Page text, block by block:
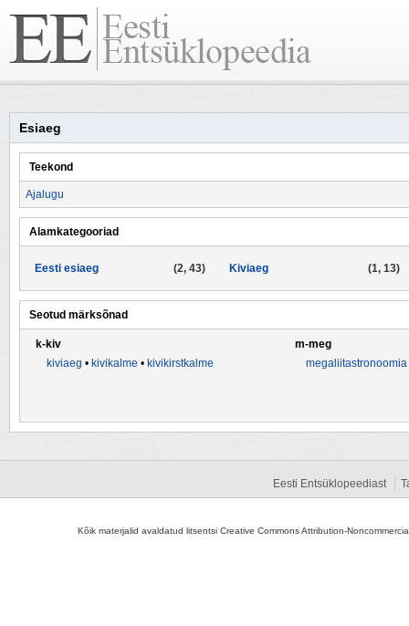
Esiaeg
Teekond
Ajalugu
Alamkategooriad
(2, 43)
Eesti esiaeg (1, 13)
Kiviaeg
Seotud märksõnad
k-kiv
kiviaeg • kivikalme • kivikirstkalme
m-meg
megaliitastronoomia
Eesti Entsüklopeediast
Kõik materjalid avaldatud litsentsi Creative Commons Attribution-